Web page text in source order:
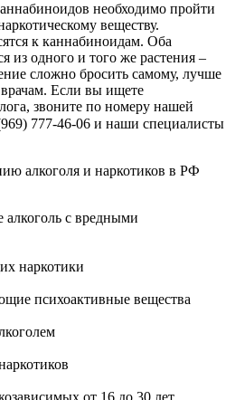
необходимо пройти
веществу.
к каннабиноидам. Оба
из одного и того же растения –
сложно бросить самому, лучше
Если вы ищете
звоните по номеру нашей
777-46-06 и наши специалисты
алкоголя и наркотиков в РФ
алкоголь с вредными
наркотики
психоактивные вещества